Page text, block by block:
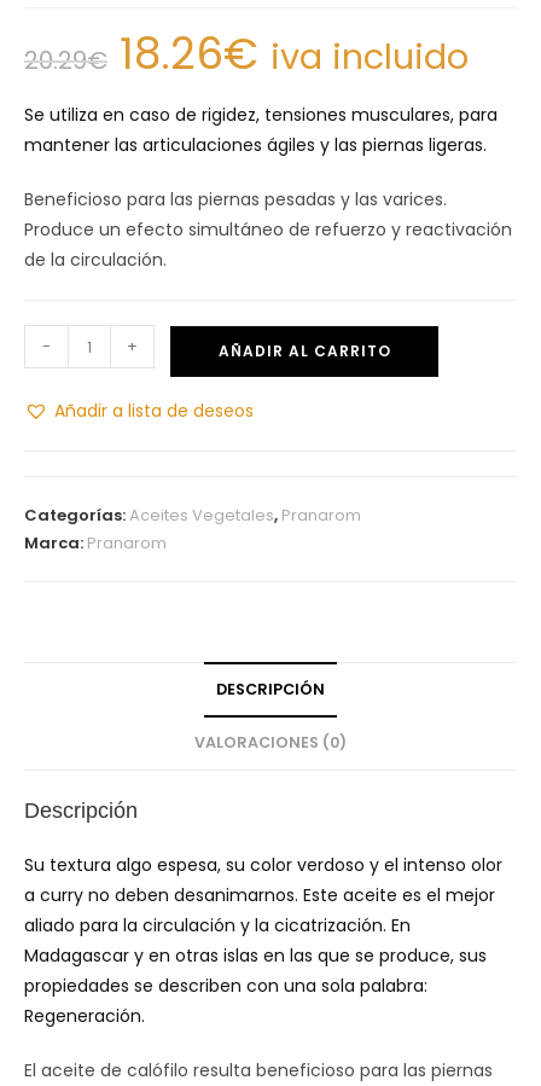
20.29€ 18.26€ iva incluido
Se utiliza en caso de rigidez, tensiones musculares, para
mantener las articulaciones ágiles y las piernas ligeras.
Beneficioso para las piernas pesadas y las varices.
Produce un efecto simultáneo de refuerzo y reactivación
de la circulación.
- + AÑADIR AL CARRITO
Añadir a lista de deseos
Categorías:Aceites Vegetales, Pranarom
Marca: Pranarom
DESCRIPCIÓN
VALORACIONES (0)
Descripción
Su textura algo espesa, su color verdoso y el intenso olor
a curry no deben desanimarnos. Este aceite es el mejor
aliado para la circulación y la cicatrización. En
Madagascar y en otras islas en las que se produce, sus
propiedades se describen con una sola palabra:
Regeneración.
El aceite de calófilo resulta beneficioso para las piernas